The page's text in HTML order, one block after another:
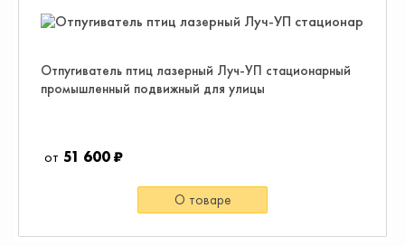
Отпугиватель птиц лазерный Луч-УП стационарный
промышленный подвижный для улицы
51 600 ₽
О товаре